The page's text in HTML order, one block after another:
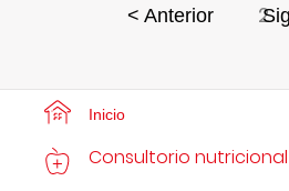
< Anterior 2
Inicio
Consultorio nutricional